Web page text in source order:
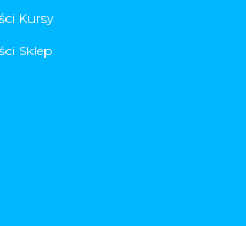
Kursy
Sklep